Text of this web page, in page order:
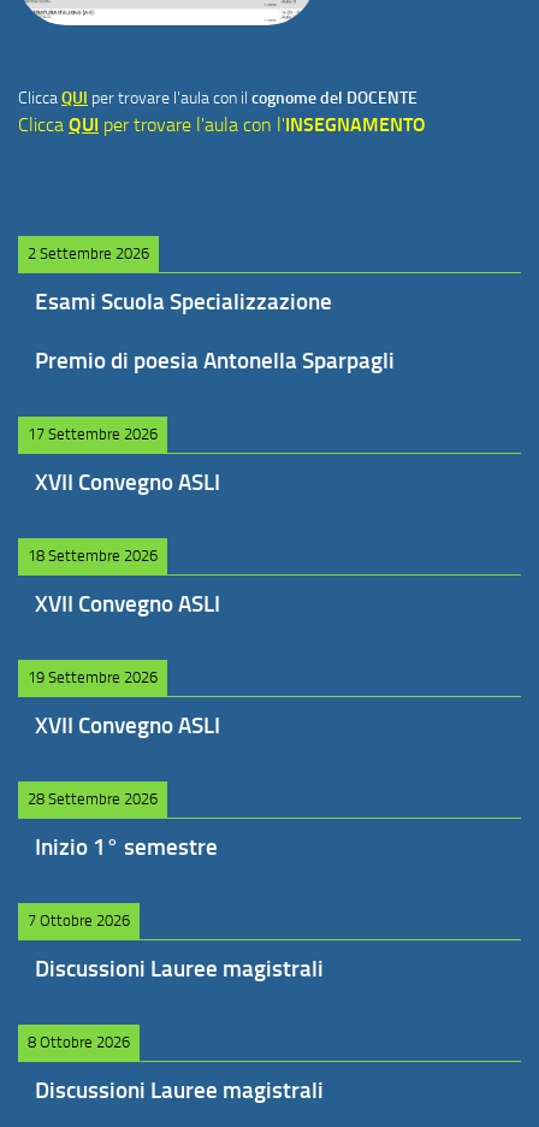
CliccaQUI per trovare l'aula con il cognome del DOCENTE
Clicca QUI per trovare l'aula con l'INSEGNAMENTO
2 Settembre 2026
Esami Scuola Specializzazione
Premio di poesia Antonella Sparpagli
17 Settembre 2026
XVII Convegno ASLI
18 Settembre 2026
XVII Convegno ASLI
19 Settembre 2026
XVII Convegno ASLI
28 Settembre 2026
Inizio 1° semestre
7 Ottobre 2026
Discussioni Lauree magistrali
8 Ottobre 2026
Discussioni Lauree magistrali